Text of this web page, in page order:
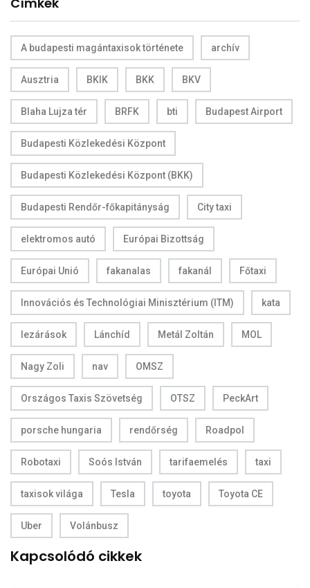
A budapesti magántaxisok története archív
Ausztria BKIK BKK BKV
Blaha Lujza tér BRFK bti Budapest Airport
Budapesti Közlekedési Központ
Budapesti Közlekedési Központ (BKK)
Budapesti Rendőr-főkapitányság City taxi
elektromos autó Európai Bizottság
Európai Unió fakanalas fakanál Főtaxi
Innovációs és Technológiai Minisztérium (ITM) kata
lezárások Lánchíd Metál Zoltán MOL
Nagy Zoli nav OMSZ
Országos Taxis Szövetség OTSZ PeckArt
porsche hungaria rendőrség Roadpol
Robotaxi Soós István tarifaemelés taxi
taxisok világa Tesla toyota Toyota CE
Uber Volánbusz
Kapcsolódó cikkek